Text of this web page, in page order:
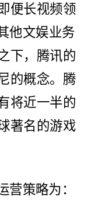
便长视频领
他文娱业务
下，腾讯的
的概念。腾
将近一半的
著名的游戏
营策略为：